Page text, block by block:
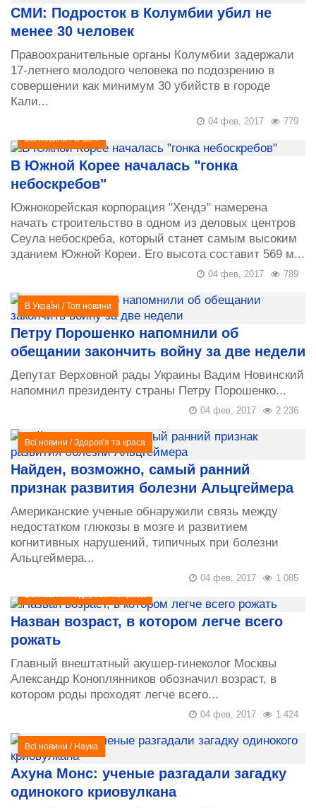
СМИ: Подросток в Колумбии убил не
менее 30 человек
Правоохранительные органы Колумбии задержали
17-летнего молодого человека по подозрению в
совершении как минимум 30 убийств в городе
Кали...
779
04 фев, 2017
Всі новини/В світі
В Южной Корее началась "гонка
небоскребов"
Южнокорейская корпорация "Хендэ" намерена
начать строительство в одном из деловых центров
Сеула небоскреба, который станет самым высоким
зданием Южной Кореи. Его высота составит 569 м...
789
04 фев, 2017
В УкраЇні /Топ новини
Петру Порошенко напомнили об
обещании закончить войну за две недели
Депутат Верховной рады Украины Вадим Новинский
напомнил президенту страны Петру Порошенко...
2 236
04 фев, 2017
Всі новини /Здоров'я та краса
Найден, возможно, самый ранний
признак развития болезни Альцгеймера
Американские ученые обнаружили связь между
недостатком глюкозы в мозге и развитием
когнитивных нарушений, типичных при болезни
Альцгеймера...
1 085
04 фев, 2017
Всі новини/Здоров'я та краса
Назван возраст, в котором легче всего
рожать
Главный внештатный акушер-гинеколог Москвы
Александр Коноплянников обозначил возраст, в
котором роды проходят легче всегo...
1 424
04 фев, 2017
Всі новини / Наука
Ахуна Монс: ученые разгадали загадку
одинокого криовулкана